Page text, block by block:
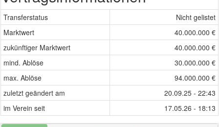
Transferstatus
Nicht gelistet
Marktwert
40.000.000 €
zukünftiger Marktwert
40.000.000 €
mind. Ablöse
30.000.000 €
max. Ablöse
94.000.000 €
zuletzt geändert am
20.09.25 - 22:43
im Verein seit
17.05.26 - 18:13